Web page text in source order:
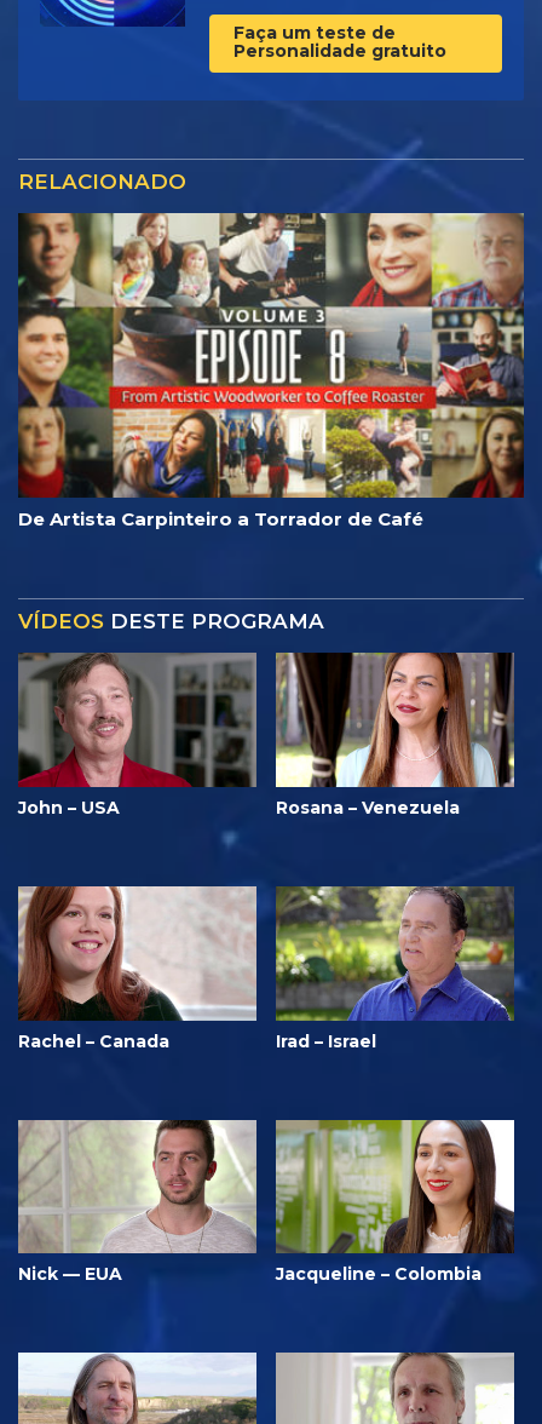
Faça um teste de
Personalidade gratuito
RELACIONADO
De Artista Carpinteiro a Torrador de Café
VÍDEOS DESTE PROGRAMA
John – USA Rosana – Venezuela
Rachel – Canada Irad – Israel
Nick — EUA Jacqueline – Colombia